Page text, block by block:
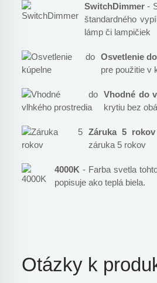
SwitchDimmer -
štandardného
lámp či lampičiek
Osvetlenie
pre použitie v
Vhodné do
krytiu bez
Záruka 5 rokov
záruka 5 rokov
4000K - Farba svetla
popisuje ako teplá biela.
Otázky k